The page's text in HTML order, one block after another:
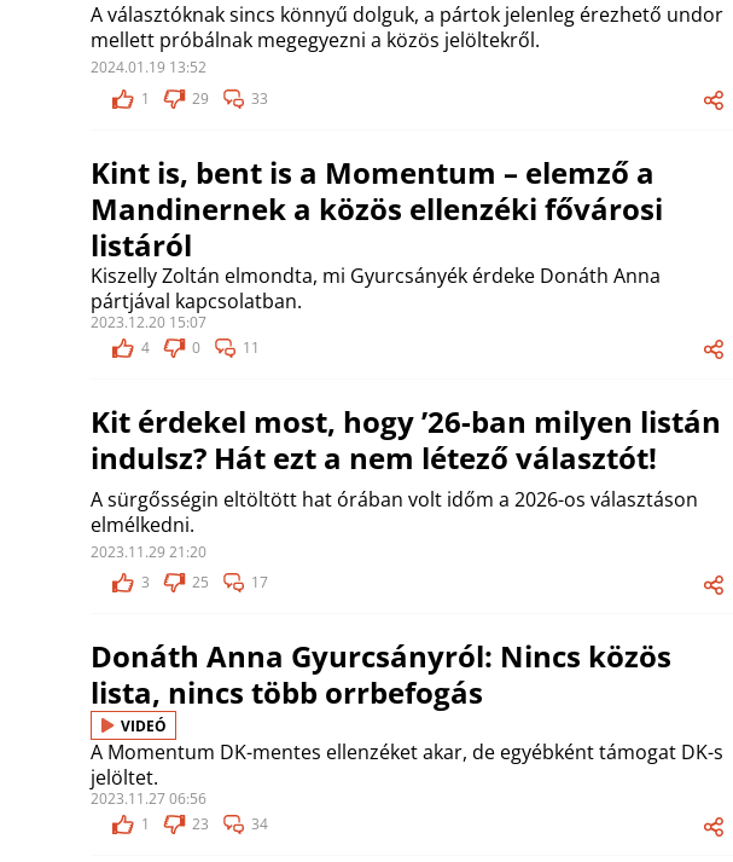
A választóknak sincs könnyű dolguk, a pártok jelenleg érezhető undor
mellett próbálnak megegyezni a közös jelöltekről.
2024.01.19 13:52
1
29 33
Kint is, bent is a Momentum – elemző a
Mandinernek a közös ellenzéki fővárosi
listáról
Kiszelly Zoltán elmondta, mi Gyurcsányék érdeke Donáth Anna
pártjával kapcsolatban.
2023.12.20 15:07
4
0 11
Kit érdekel most, hogy ’26-ban milyen listán
indulsz? Hát ezt a nem létező választót!
A sürgősségin eltöltött hat órában volt időm a 2026-os választáson
elmélkedni.
2023.11.29 21:20
3
25 17
Donáth Anna Gyurcsányról: Nincs közös
lista, nincs több orrbefogás
VIDEÓ
A Momentum DK-mentes ellenzéket akar, de egyébként támogat DK-s
jelöltet.
2023.11.27 06:56
1
23 34